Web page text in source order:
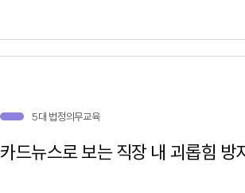
5대 법정의무교육
카드뉴스로 보는 직장 내 괴롭힘 방